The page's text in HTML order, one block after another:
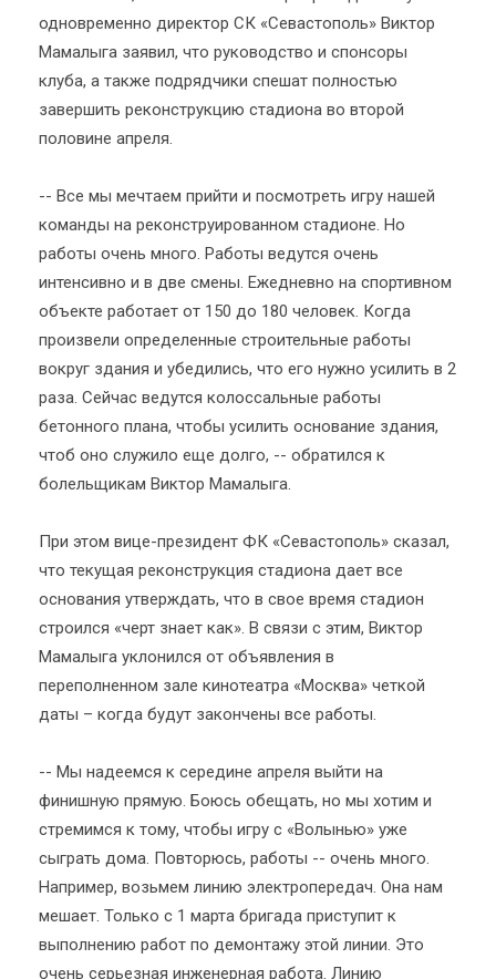
одновременно директор СК «Севастополь» Виктор
Мамалыга заявил, что руководство и спонсоры
клуба, а также подрядчики спешат полностью
завершить реконструкцию стадиона во второй
половине апреля.
-- Все мы мечтаем прийти и посмотреть игру нашей
команды на реконструированном стадионе. Но
работы очень много. Работы ведутся очень
интенсивно и в две смены. Ежедневно на спортивном
объекте работает от 150 до 180 человек. Когда
произвели определенные строительные работы
вокруг здания и убедились, что его нужно усилить в 2
раза. Сейчас ведутся колоссальные работы
бетонного плана, чтобы усилить основание здания,
чтоб оно служило еще долго, -- обратился к
болельщикам Виктор Мамалыга.
При этом вице-президент ФК «Севастополь» сказал,
что текущая реконструкция стадиона дает все
основания утверждать, что в свое время стадион
строился «черт знает как». В связи с этим, Виктор
Мамалыга уклонился от объявления в
переполненном зале кинотеатра «Москва» четкой
даты – когда будут закончены все работы.
-- Мы надеемся к середине апреля выйти на
финишную прямую. Боюсь обещать, но мы хотим и
стремимся к тому, чтобы игру с «Волынью» уже
сыграть дома. Повторюсь, работы -- очень много.
Например, возьмем линию электропередач. Она нам
мешает. Только с 1 марта бригада приступит к
выполнению работ по демонтажу этой линии. Это
очень серьезная инженерная работа. Линию